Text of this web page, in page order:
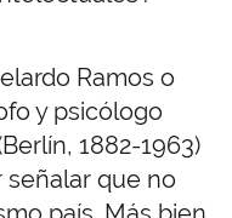
Ramos o
y psicólogo
1882-1963)
señalar que no